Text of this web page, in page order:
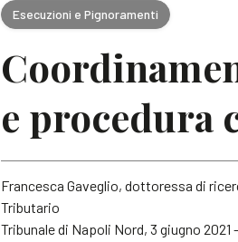
Esecuzioni e Pignoramenti
e procedura
Francesca Gaveglio, dottoressa di
Tributario
Tribunale di Napoli Nord, 3 giugno 2021